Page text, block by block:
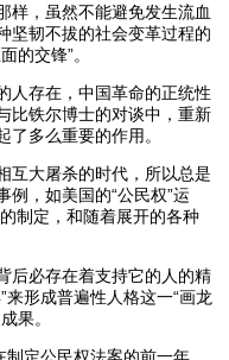
，虽然不能避免发生流血
坚韧不拔的社会变革过程的
的交锋”。
存在，中国革命的正统性
比铁尔博士的对谈中，重新
多么重要的作用。
大屠杀的时代，所以总是
例，如美国的“公民权”运
制定，和随着展开的各种
必存在着支持它的人的精
形成普遍性人格这一“画龙
果。
定公民权法案的前一年，